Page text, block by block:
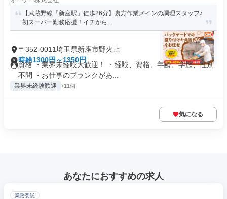
【武蔵野線「新座駅」徒歩26分】裏方作業メインの調理スタッフ♪
初スーパー勤務応援！イチから...
〒352-0011埼玉県新座市野火止
時給1300円～1350円
資格 ・業界未経験大歓迎！ ・経験、資格、年齢、学歴、性別
不問 ・お仕事のブランクがあ...
業界未経験歓迎 +11個
気になる
あなたにおすすめの求人
業務委託